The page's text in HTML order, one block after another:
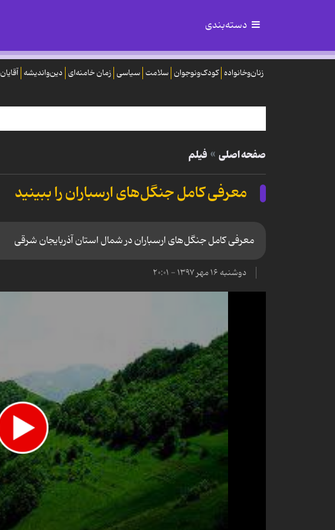
دسته‌بندی
زنان‌وخانواده کودک‌ونوجوان سلامت سیاسی زمان خامنه‌ای دین‌واندیشه آقایان
صفحه اصلی فیلم
معرفی کامل جنگل‌های ارسباران را ببینید
معرفی کامل جنگل‌های ارسباران در شمال استان آذربایجان شرقی
دوشنبه ۱۶ مهر ۱۳۹۷ - ۲۰:۰۱